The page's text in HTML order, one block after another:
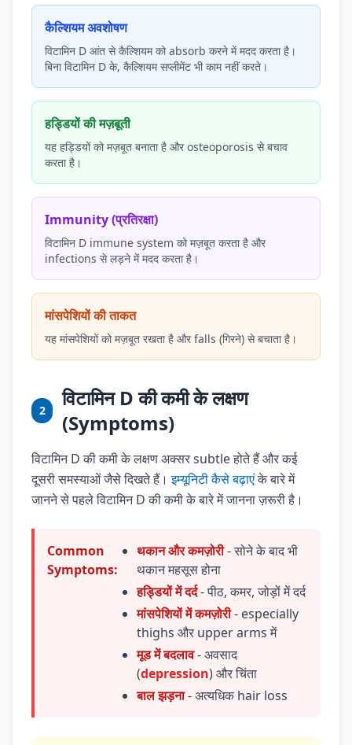
कैल्शियम अवशोषण
विटामिन D आंत से कैल्शियम को absorb करने में मदद करता है।
बिना विटामिन D के, कैल्शियम सप्लीमेंट भी काम नहीं करते।
हड्डियों की मज़बूती
यह हड्डियों को मज़बूत बनाता है और osteoporosis से बचाव
करता है।
Immunity (प्रतिरक्षा)
विटामिन D immune system को मज़बूत करता है और
infections से लड़ने में मदद करता है।
मांसपेशियों की ताकत
यह मांसपेशियों को मज़बूत रखता है और falls (गिरने) से बचाता है।
2
विटामिन D की कमी के लक्षण
(Symptoms)
विटामिन D की कमी के लक्षण अक्सर subtle होते हैं और कई
दूसरी समस्याओं जैसे दिखते हैं।इम्यूनिटी कैसे बढ़ाएंके बारे में
जानने से पहले विटामिन D की कमी के बारे में जानना ज़रूरी है।
Common
Symptoms:
थकान और कमज़ोरी- सोने के बाद भी
थकान महसूस होना
हड्डियों में दर्द- पीठ, कमर, जोड़ों में दर्द
मांसपेशियों में कमज़ोरी- especially
thighs और upper arms में
मूड में बदलाव- अवसाद
(depression) और चिंता
बाल झड़ना- अत्यधिक hair loss